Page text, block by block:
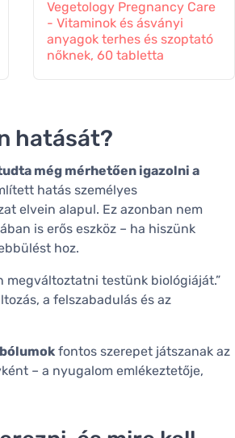
Vegetology Pregnancy Care
- Vitaminok és ásványi
anyagok terhes és szoptató
nőknek, 60 tabletta
hatását?
még mérhetően igazolni a
hatás személyes
elvein alapul. Ez azonban nem
is erős eszköz – ha hiszünk
hoz.
testünk biológiáját.”
a felszabadulás és az
fontos szerepet játszanak az
– a nyugalom emlékeztetője,